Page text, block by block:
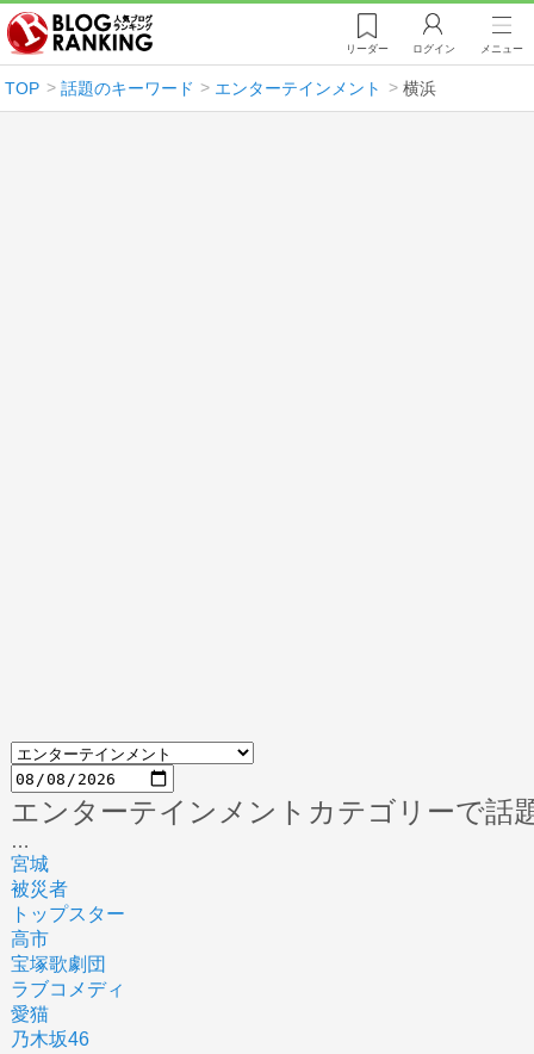
リーダー ログイン メニュー
TOP 話題のキーワード エンターテインメント 横浜
エンターテインメントカテゴリーで話
…
宮城
被災者
トップスター
高市
宝塚歌劇団
ラブコメディ
愛猫
乃木坂46